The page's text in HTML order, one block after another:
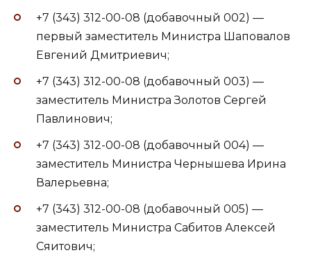
+7 (343) 312-00-08 (добавочный 002) —
первый заместитель Министра Шаповалов
Евгений Дмитриевич;
+7 (343) 312-00-08 (добавочный 003) —
заместитель Министра Золотов Сергей
Павлинович;
+7 (343) 312-00-08 (добавочный 004) —
заместитель Министра Чернышева Ирина
Валерьевна;
+7 (343) 312-00-08 (добавочный 005) —
заместитель Министра Сабитов Алексей
Сяитович;